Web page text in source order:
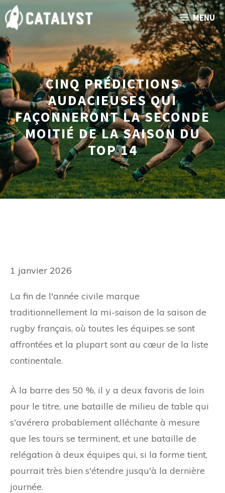
Aller
au
contenu
MENU
CINQ PRÉDICTIONS
AUDACIEUSES QUI
FAÇONNERONT LA SECONDE
MOITIÉ DE LA SAISON DU
TOP 14
1 janvier 2026
La fin de l'année civile marque
traditionnellement la mi-saison de la saison de
rugby français, où toutes les équipes se sont
affrontées et la plupart sont au cœur de la liste
continentale.
À la barre des 50 %, il y a deux favoris de loin
pour le titre, une bataille de milieu de table qui
s'avérera probablement alléchante à mesure
que les tours se terminent, et une bataille de
relégation à deux équipes qui, si la forme tient,
pourrait très bien s'étendre jusqu'à la dernière
journée.